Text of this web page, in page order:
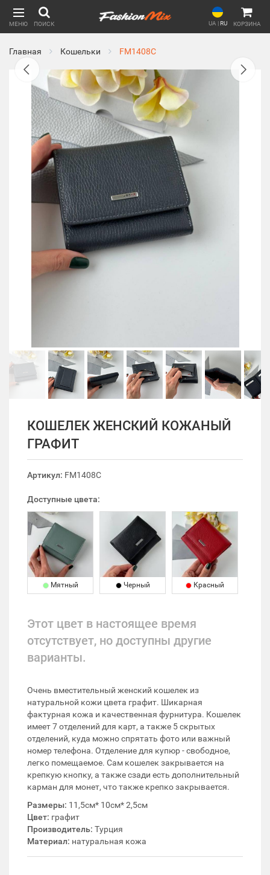
МЕНЮ ПОИСК UA |RU КОРЗИНА
Главная Кошельки FM1408C
КОШЕЛЕК ЖЕНСКИЙ КОЖАНЫЙ
ГРАФИТ
Артикул: FM1408C
Доступные цвета:
Мятный Черный Красный
Этот цвет в настоящее время
отсутствует, но доступны другие
варианты.
Очень вместительный женский кошелек из
натуральной кожи цвета графит. Шикарная
фактурная кожа и качественная фурнитура. Кошелек
имеет 7 отделений для карт, а также 5 скрытых
отделений, куда можно спрятать фото или важный
номер телефона. Отделение для купюр - свободное,
легко помещаемое. Сам кошелек закрывается на
крепкую кнопку, а также сзади есть дополнительный
карман для монет, что также крепко закрывается.
Размеры: 11,5см* 10см* 2,5см
Цвет: графит
Производитель: Турция
Материал: натуральная кожа